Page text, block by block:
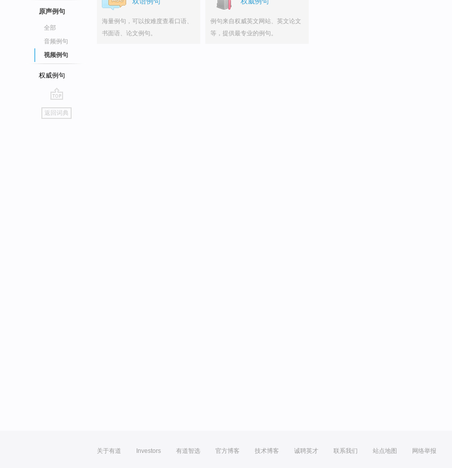
原声例句
全部
音频例句
视频例句
权威例句
go
top
返回词典
海量例句，可以按难度查看口语、
书面语、论文例句。
例句来自权威英文网站、英文论文
等，提供最专业的例句。
关于有道 Investors 有道智选 官方博客 技术博客 诚聘英才 联系我们 站点地图 网络举报